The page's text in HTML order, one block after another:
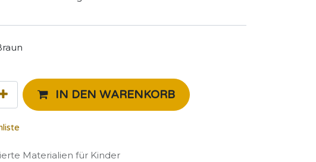
IN DEN WARENKORB
Materialien für Kinder